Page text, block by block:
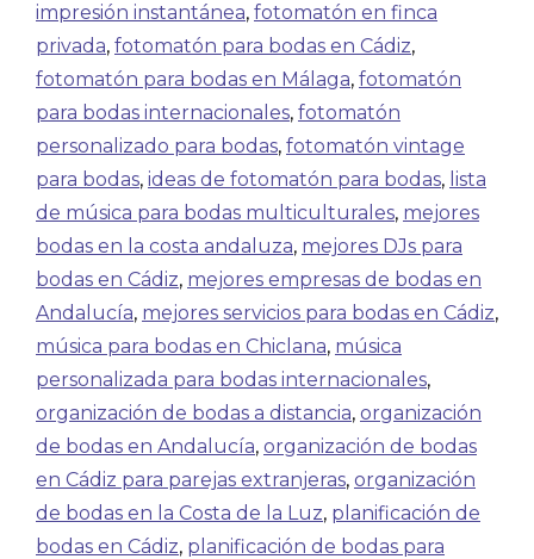
impresión instantánea, fotomatón en finca
privada, fotomatón para bodas en Cádiz,
fotomatón para bodas en Málaga, fotomatón
para bodas internacionales, fotomatón
personalizado para bodas, fotomatón vintage
para bodas, ideas de fotomatón para bodas, lista
de música para bodas multiculturales, mejores
bodas en la costa andaluza, mejores DJs para
bodas en Cádiz, mejores empresas de bodas en
Andalucía, mejores servicios para bodas en Cádiz,
música para bodas en Chiclana, música
personalizada para bodas internacionales,
organización de bodas a distancia, organización
de bodas en Andalucía, organización de bodas
en Cádiz para parejas extranjeras, organización
de bodas en la Costa de la Luz, planificación de
bodas en Cádiz, planificación de bodas para